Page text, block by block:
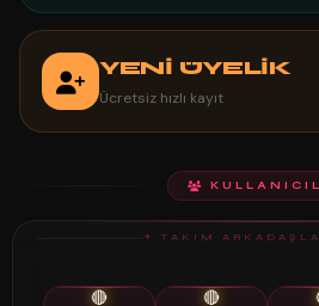
YENİ ÜYELİK
Ücretsiz hızlı kayıt
✦ TAKIM
🔴 🔴